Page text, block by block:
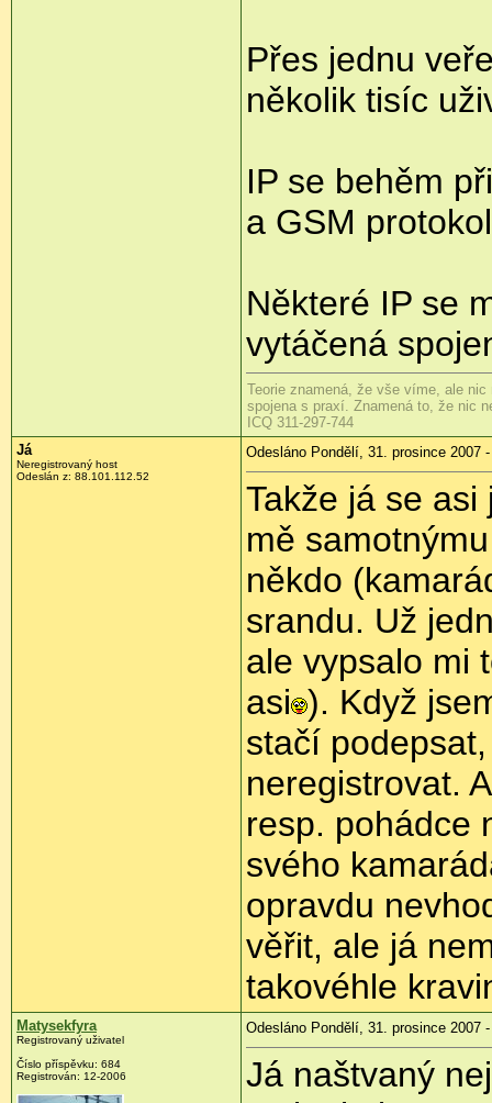
Přes jednu
několik tisíc
IP se behěm
a GSM
Některé IP se
vytáčená
Teorie znamená, že vše víme, ale
spojena s praxí. Znamená to, že nic
ICQ 311-297-744
Já
Neregistrovaný host
Odeslán z: 88.101.112.52
Odesláno Pondělí, 31. prosince 2007
Takže já se
mě
někdo
srandu. Už
ale vypsalo mi
asi ). Když
stačí
neregistrovat.
resp. pohádce
svého
opravdu
věřit, ale já
takovéhle
Matysekfyra
Registrovaný uživatel
Číslo příspěvku: 684
Registrován: 12-2006
Odesláno Pondělí, 31. prosince 2007
Já naštvaný